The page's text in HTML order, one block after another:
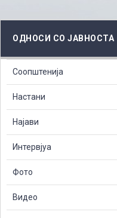
ОДНОСИ СО ЈАВНОСТА
Соопштенија
Настани
Најави
Интервјуа
Фото
Видео